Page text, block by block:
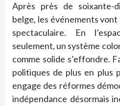
Après près de soixante-
belge, les événements vont
spectaculaire. En
seulement, un système
comme solide s’effondre.
politiques de plus en plus
engage des réformes
indépendance désormais